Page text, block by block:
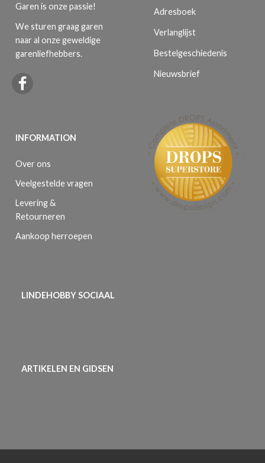
Garen is onze passie!
We sturen graag garen
naar al onze geweldige
garenliefhebbers.
INFORMATION
Over ons
Veelgestelde vragen
Levering &
Retourneren
Aankoop herroepen
Adresboek
Verlanglijst
Bestelgeschiedenis
Nieuwsbrief
LINDEHOBBY SOCIAAL
ARTIKELEN EN GIDSEN